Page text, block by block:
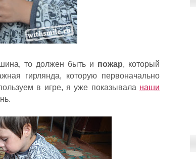
то должен быть и пожар, который
гирлянда, которую первоначально
в игре, я уже показывала наши